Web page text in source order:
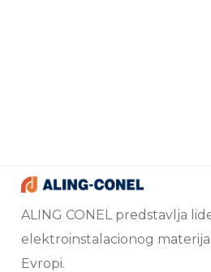
ALING CONEL predstavlja
elektroinstalacionog
Evropi.